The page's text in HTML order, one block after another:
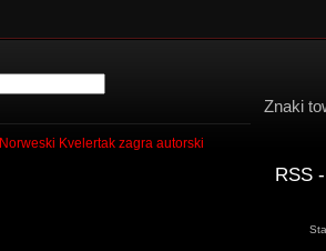
Norweski Kvelertak zagra autorski
Znaki
RSS